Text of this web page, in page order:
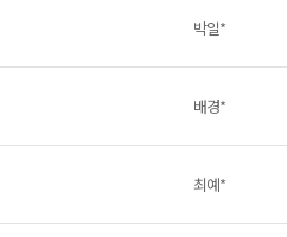
박일*
배경*
최예*